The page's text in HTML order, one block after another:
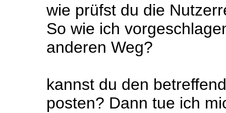
wie prüfst du die
So wie ich
anderen Weg?
kannst du den
posten? Dann tue ich